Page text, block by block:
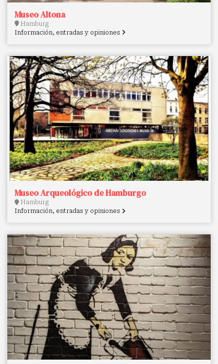
Museo Altona
Hamburg
Información, entradas y opiniones
Museo Arqueológico de Hamburgo
Hamburg
Información, entradas y opiniones